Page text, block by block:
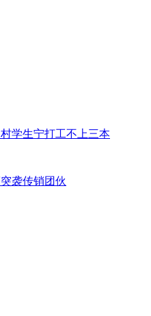
学生宁打工不上三本
袭传销团伙